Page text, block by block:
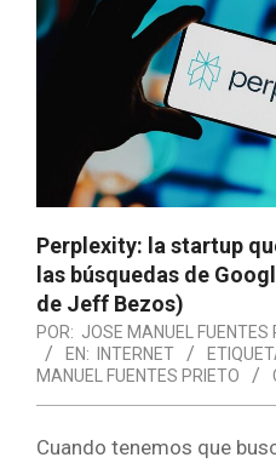
Perplexity: la startup
las búsquedas de
de Jeff Bezos)
POR: JOSE MANUEL FUENTES
EN:
INTERNET
MANUEL FUENTES PRIETO
Cuando tenemos que